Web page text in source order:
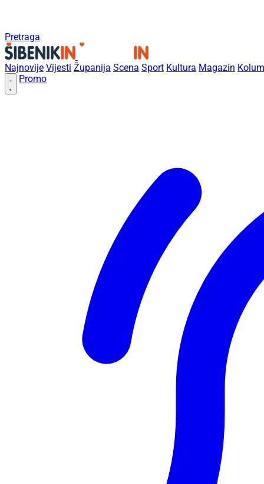
Pretraga
Najnovije Vijesti Županija Scena Sport Kultura Magazin
Promo